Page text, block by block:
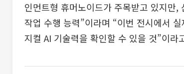
인먼트형 휴머노이드가 주목받고 있지만
작업 수행 능력”이라며 “이번 전시에서
지컬 AI 기술력을 확인할 수 있을 것”이라